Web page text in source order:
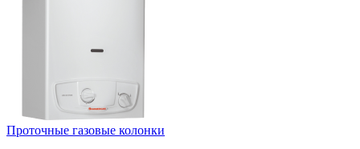
Проточные газовые колонки